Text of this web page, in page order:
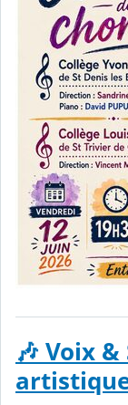
🎶 Voix